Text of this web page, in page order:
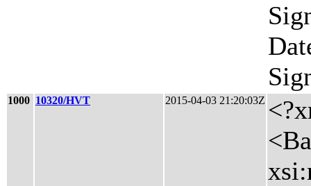
1000 10320/HVT 2015-04-03 21:20:03Z